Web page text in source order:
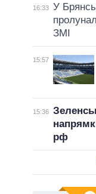
16:33 У
ЗМІ
15:57
15:36
рф